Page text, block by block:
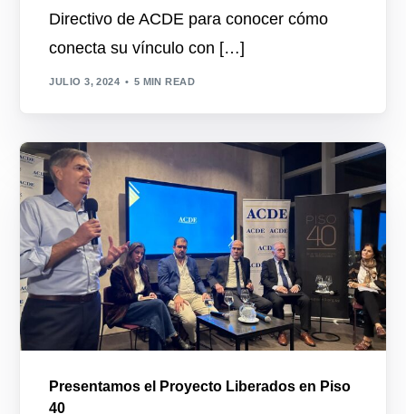
Directivo de ACDE para conocer cómo
conecta su vínculo con […]
JULIO 3, 2024 5 MIN READ
Presentamos el Proyecto Liberados en Piso
40